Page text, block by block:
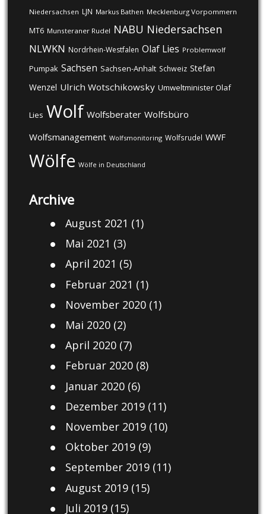
Niedersachsen LJN Markus Bathen Mecklenburg Vorpommern
MT6 Munsteraner Rudel NABU Niedersachsen
NLWKN Nordrhein-Westfalen Olaf Lies Problemwolf
Pumpak Sachsen Sachsen-Anhalt Schweiz Stefan
Wenzel Ulrich Wotschikowsky Umweltminister Olaf
Lies Wolf Wolfsberater Wolfsbüro
Wolfsmanagement Wolfsmonitoring Wolfsrudel WWF
Wölfe Wölfe in Deutschland
Archive
August 2021 (1)
Mai 2021 (3)
April 2021 (5)
Februar 2021 (1)
November 2020(1)
Mai 2020(2)
April 2020(7)
Februar 2020(8)
Januar 2020(6)
Dezember 2019(11)
November 2019(10)
Oktober 2019(9)
September 2019(11)
August 2019(15)
Juli 2019(15)